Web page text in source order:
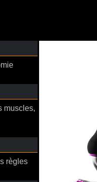
muscles,
règles